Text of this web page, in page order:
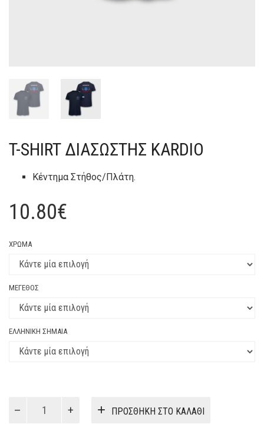
T-SHIRT ΔΙΑΣΏΣΤΗΣ KARDIO
Κέντημα Στήθος/Πλάτη.
10.80€
ΧΡΏΜΑ
ΜΈΓΕΘΟΣ
ΕΛΛΗΝΙΚΉ ΣΗΜΑΊΑ
ΠΡΟΣΘΉΚΗ ΣΤΟ ΚΑΛΆΘΙ